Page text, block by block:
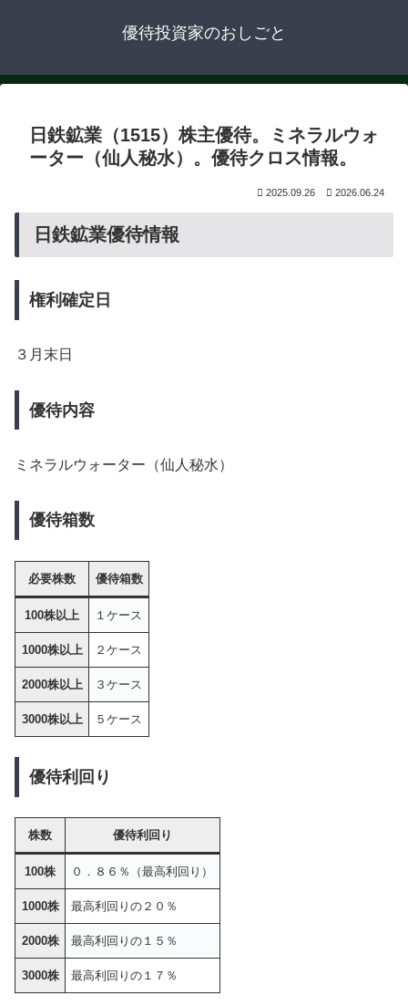
優待投資家のおしごと
日鉄鉱業（1515）株主優待。ミネラルウォ
ーター（仙人秘水）。優待クロス情報。
2025.09.26 2026.06.24
日鉄鉱業優待情報
権利確定日
３月末日
優待内容
ミネラルウォーター（仙人秘水）
優待箱数
必要株数 優待箱数
100株以上 １ケース
1000株以上 ２ケース
2000株以上 ３ケース
3000株以上 ５ケース
優待利回り
株数 優待利回り
100株 ０．８６％（最高利回り）
1000株 最高利回りの２０％
2000株 最高利回りの１５％
3000株 最高利回りの１７％